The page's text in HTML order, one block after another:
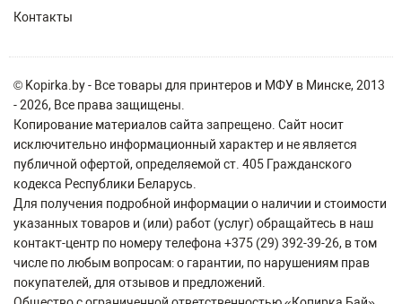
Контакты
© Kopirka.by - Все товары для принтеров и МФУ в Минске, 2013
- 2026, Все права защищены.
Копирование материалов сайта запрещено. Сайт носит
исключительно информационный характер и не является
публичной офертой, определяемой ст. 405 Гражданского
кодекса Республики Беларусь.
Для получения подробной информации о наличии и стоимости
указанных товаров и (или) работ (услуг) обращайтесь в наш
контакт-центр по номеру телефона +375 (29) 392-39-26, в том
числе по любым вопросам: о гарантии, по нарушениям прав
покупателей, для отзывов и предложений.